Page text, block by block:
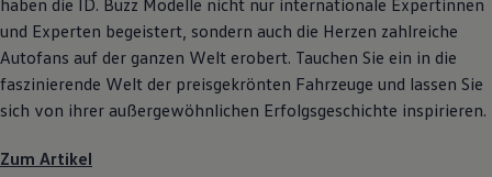
und Experten begeistert, sondern auch die Herzen zahlreiche
Autofans auf der ganzen Welt erobert. Tauchen Sie ein in die
faszinierende Welt der preisgekrönten Fahrzeuge und lassen Sie
sich von ihrer außergewöhnlichen Erfolgsgeschichte inspirieren.
Zum Artikel